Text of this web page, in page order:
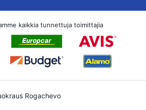
kaikkia tunnettuja toimittajia
Rogachevo